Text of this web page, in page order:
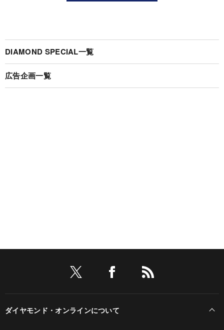
DIAMOND SPECIAL一覧
広告企画一覧
ダイヤモンド・オンラインについて